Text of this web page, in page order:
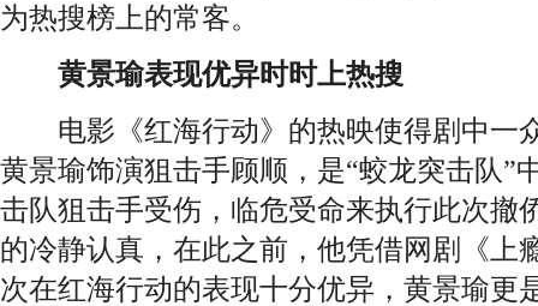
为热搜榜上的常客。
黄景瑜表现优异时时上热搜
电影《红海行动》的热映使得剧中一
黄景瑜饰演狙击手顾顺，是“蛟龙突击队”
击队狙击手受伤，临危受命来执行此次撤
的冷静认真，在此之前，他凭借网剧《上
次在红海行动的表现十分优异，黄景瑜更